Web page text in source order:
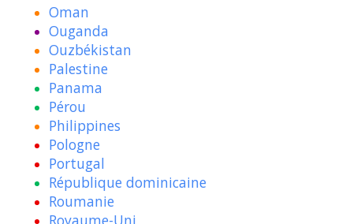
Oman
Ouganda
Ouzbékistan
Palestine
Panama
Pérou
Philippines
Pologne
Portugal
République dominicaine
Roumanie
Royaume-Uni